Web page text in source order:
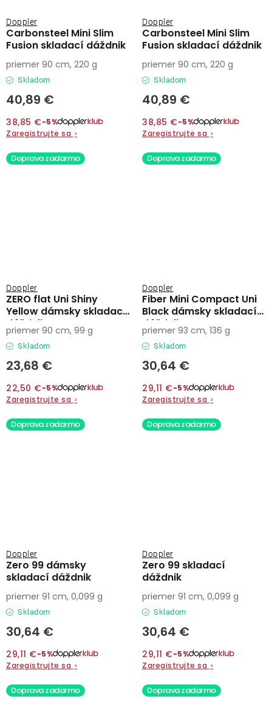
Carbonsteel Mini Slim
Fusion skladací dáždnik
Doppler
Skladom
40,89 €
38,85 €−5%
Zaregistrujte sa ›
priemer 90 cm, 220 g
Carbonsteel Mini Slim
Fusion skladací dáždnik
Doppler
Skladom
40,89 €
38,85 €−5%
Zaregistrujte sa ›
priemer 90 cm, 220 g
Doprava zadarmo
ZERO flat Uni Shiny
Yellow dámsky skladací
dáždnik
Doppler
Skladom
23,68 €
22,50 €−5%
Zaregistrujte sa ›
priemer 90 cm, 99 g
Doprava zadarmo
Fiber Mini Compact Uni
Black dámsky skladací
dáždnik
Doppler
Skladom
30,64 €
29,11 €−5%
Zaregistrujte sa ›
priemer 93 cm, 136 g
Doprava zadarmo
Zero 99 dámsky
skladací dáždnik
Doppler
Skladom
30,64 €
29,11 €−5%
Zaregistrujte sa ›
priemer 91 cm, 0,099 g
Doprava zadarmo
Zero 99 skladací
dáždnik
Doppler
Skladom
30,64 €
29,11 €−5%
Zaregistrujte sa ›
priemer 91 cm, 0,099 g
Doprava zadarmo Doprava zadarmo